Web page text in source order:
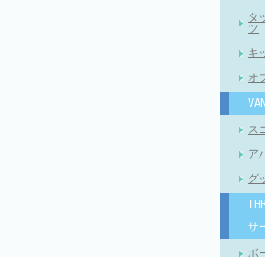
タ
ツ
キ
オ
ス
ア
グ
サ
ボ